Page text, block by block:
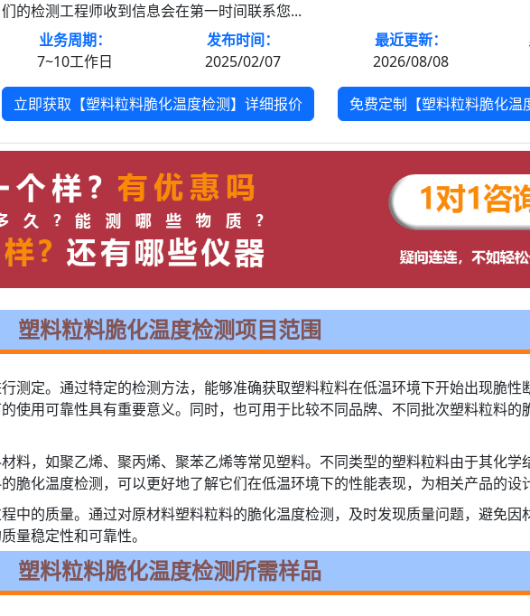
们的检测工程师收到信息会在第一时间联系您...
业务周期：
7~10工作日
发布时间：
2025/02/07
最近更新：
2026/08/08
立即获取【塑料粒料脆化温度检测】详细报价 免费定制【塑料粒料脆化温
塑料粒料脆化温度检测项目范围
测定。通过特定的检测方法，能够准确获取塑料粒料在低温环境下开始出现脆性
使用可靠性具有重要意义。同时，也可用于比较不同品牌、不同批次塑料粒料的
料，如聚乙烯、聚丙烯、聚苯乙烯等常见塑料。不同类型的塑料粒料由于其化学
脆化温度检测，可以更好地了解它们在低温环境下的性能表现，为相关产品的设
中的质量。通过对原材料塑料粒料的脆化温度检测，及时发现质量问题，避免因
量稳定性和可靠性。
塑料粒料脆化温度检测所需样品